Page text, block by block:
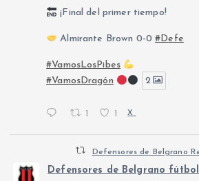
¡Final del primer tiempo!
Almirante Brown 0-0#Defe
#VamosLosPibes
#VamosDragón
2
1 1 X
Defensores de Belgrano
Defensores de Belgrano